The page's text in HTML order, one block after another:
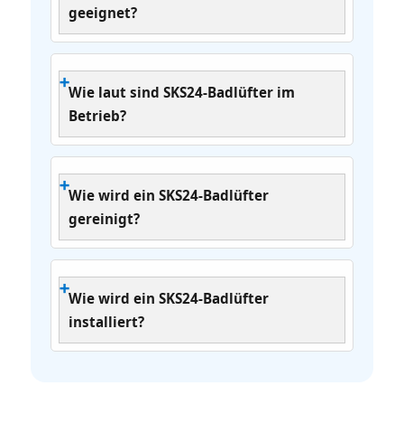
geeignet?
Wie laut sind SKS24‑Badlüfter im
Betrieb?
Wie wird ein SKS24‑Badlüfter
gereinigt?
Wie wird ein SKS24‑Badlüfter
installiert?